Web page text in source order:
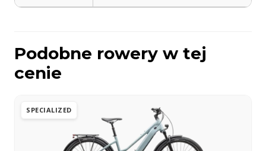
Podobne rowery w tej
cenie
SPECIALIZED